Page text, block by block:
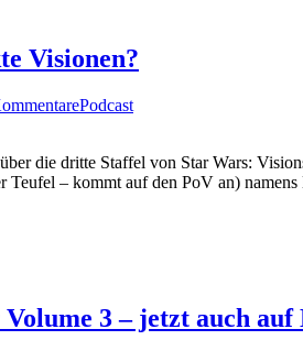
Visionen?
Podcast
die dritte Staffel von Star Wars:
Teufel – kommt auf den PoV an)
Volume 3 – jetzt auch auf